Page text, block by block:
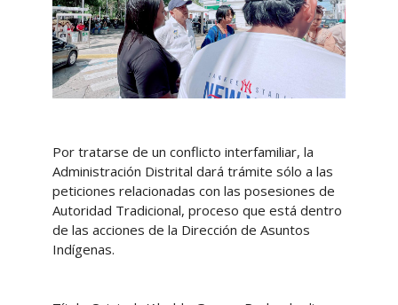
Por tratarse de un conflicto interfamiliar, la
Administración Distrital dará trámite sólo a las
peticiones relacionadas con las posesiones de
Autoridad Tradicional, proceso que está dentro
de las acciones de la Dirección de Asuntos
Indígenas.